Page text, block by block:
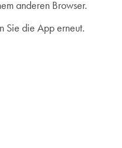
anderen Browser.
Sie die App erneut.